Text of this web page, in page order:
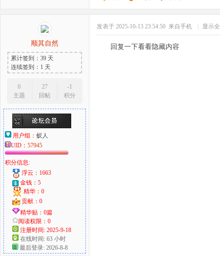
顺其自然
累计签到：39 天
连续签到：1 天
0
主题
27
回帖
-1
积分
用户组： 蚁人
UID： 57945
积分信息:
浮云：1663
金钱：5
精华：0
贡献：0
精华贴：0篇
阅读权限：0
注册时间: 2025-9-18
在线时间: 63 小时
最后登录: 2026-8-8
发表于 2025-10-13 23:54:50 来自手机 显示
回复一下看看隐藏内容